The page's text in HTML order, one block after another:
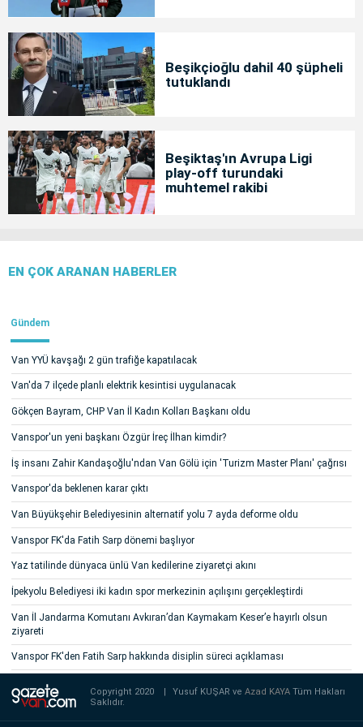
Beşikçioğlu dahil 40 şüpheli
tutuklandı
Beşiktaş'ın Avrupa Ligi
play-off turundaki
muhtemel rakibi
EN ÇOK ARANAN HABERLER
Gündem
Van YYÜ kavşağı 2 gün trafiğe kapatılacak
Van'da 7 ilçede planlı elektrik kesintisi uygulanacak
Gökçen Bayram, CHP Van İl Kadın Kolları Başkanı oldu
Vanspor'un yeni başkanı Özgür İreç İlhan kimdir?
İş insanı Zahir Kandaşoğlu'ndan Van Gölü için 'Turizm Master Planı' çağrısı
Vanspor'da beklenen karar çıktı
Van Büyükşehir Belediyesinin alternatif yolu 7 ayda deforme oldu
Vanspor FK'da Fatih Sarp dönemi başlıyor
Yaz tatilinde dünyaca ünlü Van kedilerine ziyaretçi akını
İpekyolu Belediyesi iki kadın spor merkezinin açılışını gerçekleştirdi
Van İl Jandarma Komutanı Avkıran’dan Kaymakam Keser’e hayırlı olsun
ziyareti
Vanspor FK'den Fatih Sarp hakkında disiplin süreci açıklaması
Copyright 2020 | Yusuf KUŞAR veAzad KAYATüm Hakları
Saklıdır.